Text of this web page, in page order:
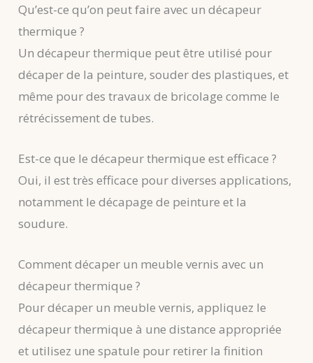
Qu’est-ce qu’on peut faire avec un décapeur
thermique ?
Un décapeur thermique peut être utilisé pour
décaper de la peinture, souder des plastiques, et
même pour des travaux de bricolage comme le
rétrécissement de tubes.
Est-ce que le décapeur thermique est efficace ?
Oui, il est très efficace pour diverses applications,
notamment le décapage de peinture et la
soudure.
Comment décaper un meuble vernis avec un
décapeur thermique ?
Pour décaper un meuble vernis, appliquez le
décapeur thermique à une distance appropriée
et utilisez une spatule pour retirer la finition